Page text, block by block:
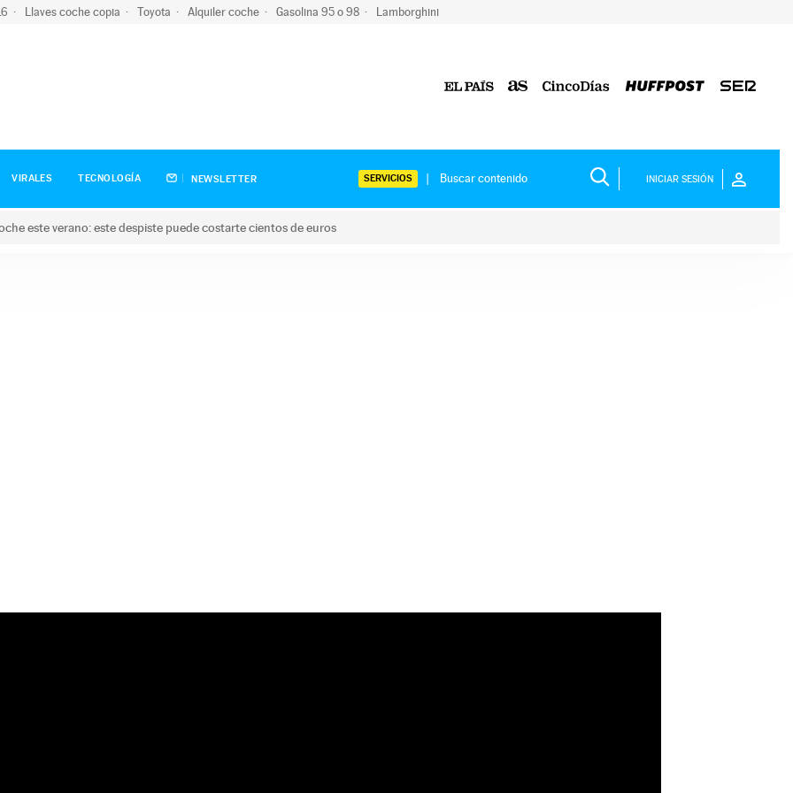
Llaves coche copia Toyota Alquiler coche Gasolina 95 o 98 Lamborghini
VIRALES TECNOLOGÍA NEWSLETTER SERVICIOS INICIAR SESIÓN
este verano: este despiste puede costarte cientos de euros